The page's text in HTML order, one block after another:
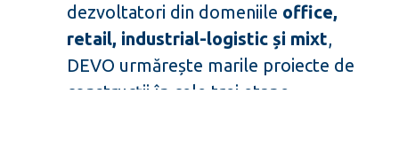
dezvoltatori din domeniile office,
retail, industrial-logistic și mixt,
DEVO urmărește marile proiecte de
construcții în cele trei etape